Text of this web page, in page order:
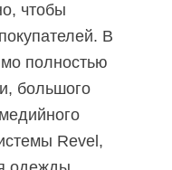
чтобы
В
полностью
большого
Revel,